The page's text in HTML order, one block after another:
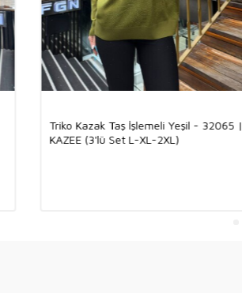
Triko Kazak Taş İşlemeli Yeşil - 32065 |
KAZEE (3'lü Set L-XL-2XL)